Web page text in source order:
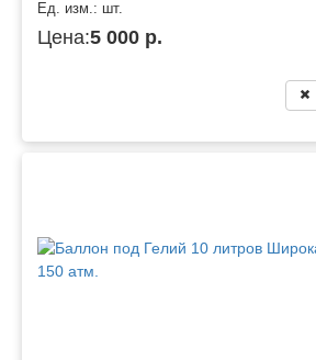
Ед. изм.: шт.
Цена:5 000 р.